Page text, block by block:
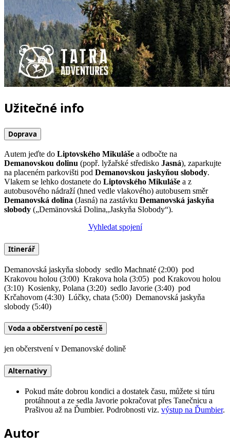
Užitečné info
Doprava
Autem jeďte do Liptovského Mikuláše a odbočte na
Demanovskou dolinu (popř. lyžařské středisko Jasná), zaparkujte
na placeném parkovišti pod Demanovskou jaskyňou slobody.
Vlakem se lehko dostanete do Liptovského Mikuláše a z
autobusového nádraží (hned vedle vlakového) autobusem směr
Demanovská dolina (Jasná) na zastávku Demanovská jaskyňa
slobody („Demänovská Dolina,,Jaskyňa Slobody“).
Vyhledat spojení
Itinerář
Demanovská jaskyňa slobody sedlo Machnaté (2:00) pod
Krakovou holou (3:00) Krakova hola (3:05) pod Krakovou holou
(3:10) Kosienky, Polana (3:20) sedlo Javorie (3:40) pod
Krčahovom (4:30) Lúčky, chata (5:00) Demanovská jaskyňa
slobody (5:40)
Voda a občerstvení po cestě
jen občerstvení v Demanovské dolině
Alternativy
Pokud máte dobrou kondici a dostatek času, můžete si túru
protáhnout a ze sedla Javorie pokračovat přes Tanečnicu a
Prašivou až na Ďumbier. Podrobnosti viz. výstup na Ďumbier.
Autor